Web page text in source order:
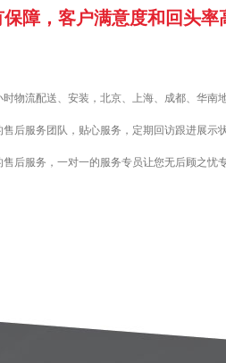
保障，客户满意度和回头率
时物流配送、安装，北京、上海、成都、华南
售后服务团队，贴心服务，定期回访跟进展示
售后服务，一对一的服务专员让您无后顾之忧